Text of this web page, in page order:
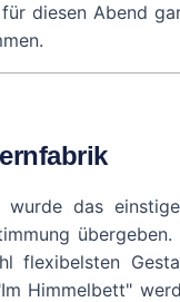
diesen Abend
das
flexibelsten
Himmelbett"